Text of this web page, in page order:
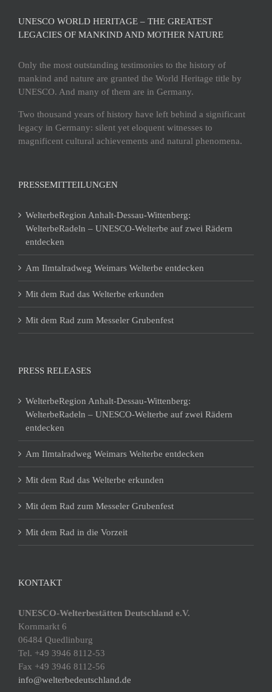
UNESCO WORLD HERITAGE – THE GREATEST
LEGACIES OF MANKIND AND MOTHER NATURE
Only the most outstanding testimonies to the history of
mankind and nature are granted the World Heritage title by
UNESCO. And many of them are in Germany.
Two thousand years of history have left behind a significant
legacy in Germany: silent yet eloquent witnesses to
magnificent cultural achievements and natural phenomena.
PRESSEMITTEILUNGEN
WelterbeRegion Anhalt-Dessau-Wittenberg:
WelterbeRadeln – UNESCO-Welterbe auf zwei Rädern
entdecken
Am Ilmtalradweg Weimars Welterbe entdecken
Mit dem Rad das Welterbe erkunden
Mit dem Rad zum Messeler Grubenfest
PRESS RELEASES
WelterbeRegion Anhalt-Dessau-Wittenberg:
WelterbeRadeln – UNESCO-Welterbe auf zwei Rädern
entdecken
Am Ilmtalradweg Weimars Welterbe entdecken
Mit dem Rad das Welterbe erkunden
Mit dem Rad zum Messeler Grubenfest
Mit dem Rad in die Vorzeit
KONTAKT
UNESCO-Welterbestätten Deutschland e.V.
Kornmarkt 6
06484 Quedlinburg
Tel. +49 3946 8112-53
Fax +49 3946 8112-56
info@welterbedeutschland.de